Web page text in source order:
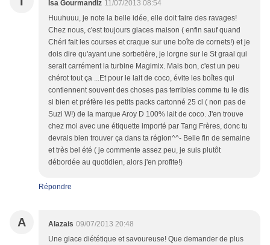
Isa Gourmandiz 11/07/2013 08:54
Huuhuuu, je note la belle idée, elle doit faire des ravages!
Chez nous, c'est toujours glaces maison ( enfin sauf quand
Chéri fait les courses et craque sur une boîte de cornets!) et je
dois dire qu'ayant une sorbetière, je lorgne sur le St graal qui
serait carrément la turbine Magimix. Mais bon, c'est un peu
chérot tout ça ...Et pour le lait de coco, évite les boîtes qui
contiennent souvent des choses pas terribles comme tu le dis
si bien et préfère les petits packs cartonné 25 cl ( non pas de
Suzi W!) de la marque Aroy D 100% lait de coco. J'en trouve
chez moi avec une étiquette importé par Tang Frères, donc tu
devrais bien trouver ça dans ta région^^- Belle fin de semaine
et très bel été ( je commente assez peu, je suis plutôt
débordée au quotidien, alors j'en profite!)
Répondre
A Alazais 09/07/2013 20:48
Une glace diététique et savoureuse! Que demander de plus